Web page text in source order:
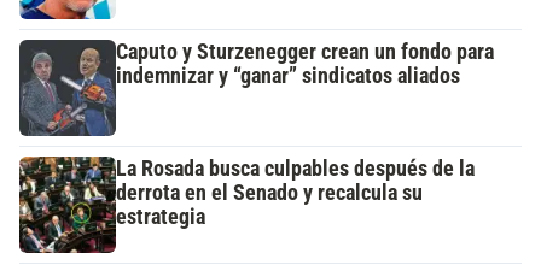
Caputo y Sturzenegger crean un fondo para
indemnizar y “ganar” sindicatos aliados
La Rosada busca culpables después de la
derrota en el Senado y recalcula su
estrategia